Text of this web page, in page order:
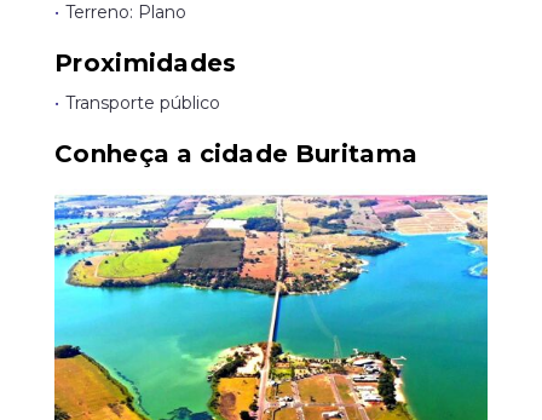
• Terreno: Plano
Proximidades
• Transporte público
Conheça a cidade Buritama